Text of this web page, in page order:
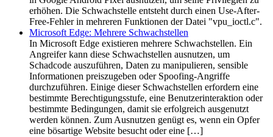
erhöhen. Die Schwachstelle entsteht durch einen Use-After-
Free-Fehler in mehreren Funktionen der Datei "vpu_ioctl.c".
Microsoft Edge: Mehrere Schwachstellen
In Microsoft Edge existieren mehrere Schwachstellen. Ein
Angreifer kann diese Schwachstellen ausnutzen, um
Schadcode auszuführen, Daten zu manipulieren, sensible
Informationen preiszugeben oder Spoofing-Angriffe
durchzuführen. Einige dieser Schwachstellen erfordern eine
bestimmte Berechtigungsstufe, eine Benutzerinteraktion oder
bestimmte Bedingungen, damit sie erfolgreich ausgenutzt
werden können. Zum Ausnutzen genügt es, wenn ein Opfer
eine bösartige Website besucht oder eine […]